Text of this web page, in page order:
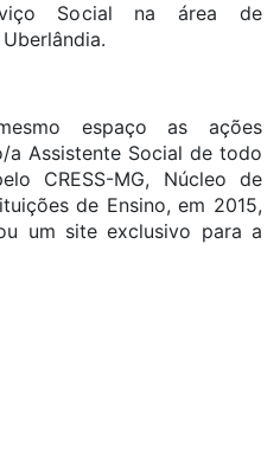
Social na área de
espaço as ações
Assistente Social de todo
CRESS-MG, Núcleo de
de Ensino, em 2015,
um site exclusivo para a